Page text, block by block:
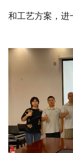
和工艺方案，进